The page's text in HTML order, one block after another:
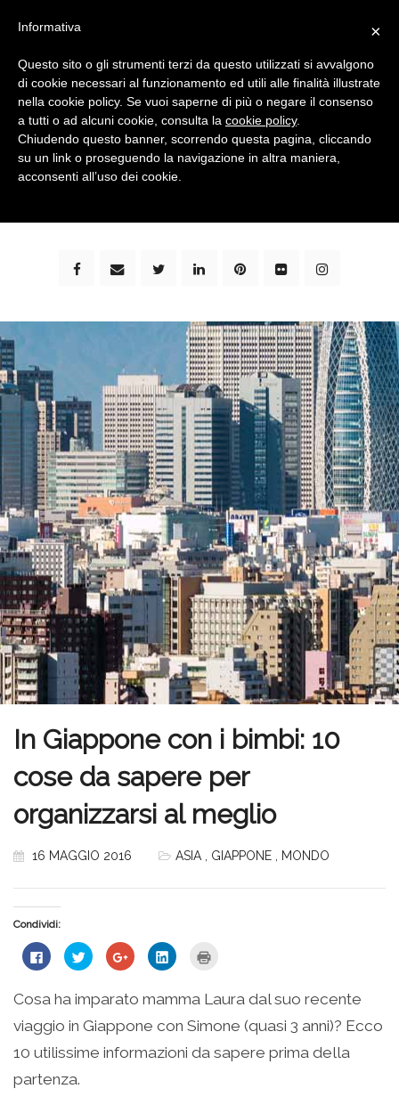
bimbi e viaggi - family travel blog: community #1 in
In Giappone con i bimbi: 10
cose da sapere per
organizzarsi al meglio
16 MAGGIO 2016 ASIA GIAPPONE MONDO
Condividi:
Fai
clic
su
Facebook
(Si
apre
in
una
nuova
Fai
clic
condividere
su
Twitter
(Si
apre
in
una
Fai
clic
condividere
su
(Si
in
una
Fai
clic
condividere
su
LinkedIn
(Si
in
una
stampare
(Si
in
nuova
finestra)
Cosa ha imparato mamma Laura dal suo recente
viaggio in Giappone con Simone (quasi 3 anni)? Ecco
10 utilissime informazioni da sapere prima della
partenza.
×
Informativa
Questo sito o gli strumenti terzi da questo utilizzati si avvalgono
di cookie necessari al funzionamento ed utili alle finalità illustrate
nella cookie policy. Se vuoi saperne di più o negare il consenso
a tutti o ad alcuni cookie, consulta la cookie policy.
Chiudendo questo banner, scorrendo questa pagina, cliccando
su un link o proseguendo la navigazione in altra maniera,
acconsenti all’uso dei cookie.